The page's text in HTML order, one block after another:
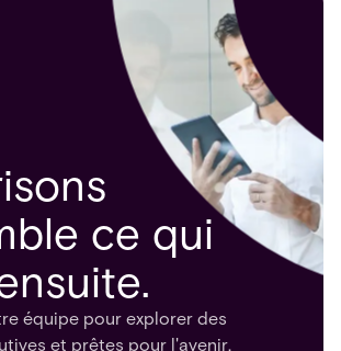
ce qui
équipe pour explorer des
et prêtes pour l'avenir,